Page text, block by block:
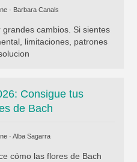
· Barbara Canals
cambios. Si sientes
limitaciones, patrones
Consigue tus
de Bach
· Alba Sagarra
cómo las flores de Bach